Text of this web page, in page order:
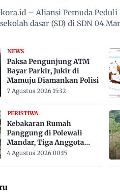
– Aliansi Pemuda
dasar (SD) di SDN 04
NEWS
Paksa Pengunjung ATM
Bayar Parkir, Jukir di
Mamuju Diamankan Polisi
7 Agustus 2026 15:32
PERISTIWA
Kebakaran Rumah
Panggung di Polewali
Mandar, Tiga Anggota
Keluarga Tewas Terjebak
4 Agustus 2026 00:15